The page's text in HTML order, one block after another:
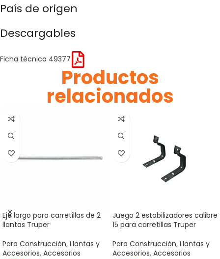
País de origen
Descargables
Ficha técnica 49377
Productos
relacionados
Eje largo para carretillas de 2
llantas Truper
Para Construcción, Llantas y
Accesorios, Accesorios
Juego 2 estabilizadores calibre
15 para carretillas Truper
Para Construcción, Llantas y
Accesorios, Accesorios